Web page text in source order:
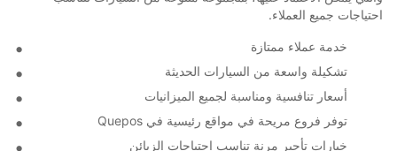
احتياجات جميع العملاء.
خدمة عملاء ممتازة
تشكيلة واسعة من السيارات الحديثة
أسعار تنافسية ومناسبة لجميع الميزانيات
توفر فروع مريحة في مواقع رئيسية في Quepos
خيارات تأجير مرنة تناسب احتياجات الزبائن